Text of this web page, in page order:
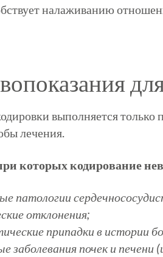
налаживанию
выполняется
лечения.
которых кодирование
патологии
отклонения;
припадки в истории
заболевания почек и печени